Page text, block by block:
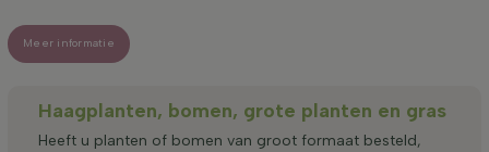
Meer informatie
Haagplanten, bomen, grote planten en gras
Heeft u planten of bomen van groot formaat besteld,